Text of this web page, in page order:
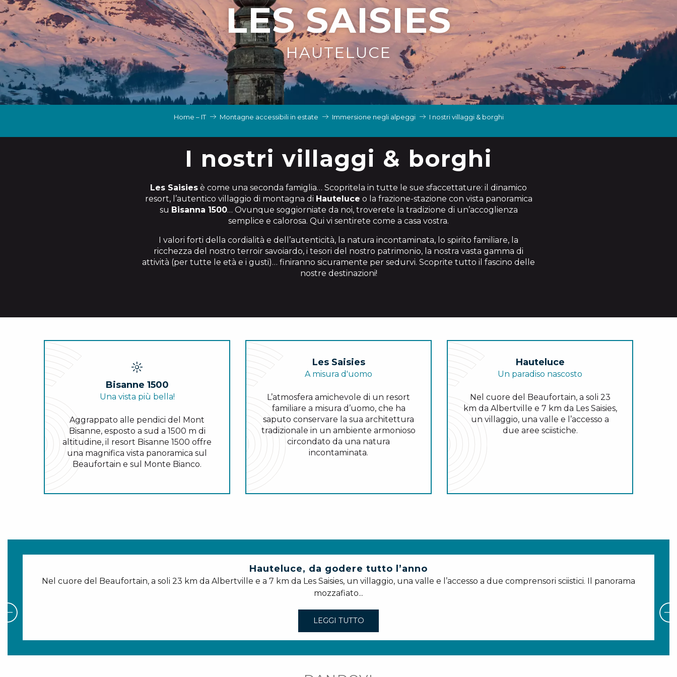
GRUPPI, COMITATI AZIENDALI
INVERNALI – IT LES SAISIES
HAUTELUCE
Home – IT Montagne accessibili in estate Immersione negli alpeggi I nostri villaggi & borghi
I nostri villaggi & borghi
Les Saisies è come una seconda famiglia… Scopritela in tutte le sue sfaccettature: il dinamico
resort, l’autentico villaggio di montagna di Hauteluce o la frazione-stazione con vista panoramica
su Bisanna 1500… Ovunque soggiorniate da noi, troverete la tradizione di un’accoglienza
semplice e calorosa. Qui vi sentirete come a casa vostra.
I valori forti della cordialità e dell’autenticità, la natura incontaminata, lo spirito familiare, la
ricchezza del nostro terroir savoiardo, i tesori del nostro patrimonio, la nostra vasta gamma di
attività (per tutte le età e i gusti)… finiranno sicuramente per sedurvi. Scoprite tutto il fascino delle
nostre destinazioni!
Bisanne 1500
Una vista più bella!
Aggrappato alle pendici del Mont
Bisanne, esposto a sud a 1500 m di
altitudine, il resort Bisanne 1500 offre
una magnifica vista panoramica sul
Beaufortain e sul Monte Bianco.
Les Saisies
A misura d'uomo
L’atmosfera amichevole di un resort
familiare a misura d’uomo, che ha
saputo conservare la sua architettura
tradizionale in un ambiente armonioso
circondato da una natura
incontaminata.
Hauteluce
Un paradiso nascosto
Nel cuore del Beaufortain, a soli 23
km da Albertville e 7 km da Les Saisies,
un villaggio, una valle e l’accesso a
due aree sciistiche.
Hauteluce, da godere tutto l’anno
Nel cuore del Beaufortain, a soli 23 km da Albertville e a 7 km da Les Saisies, un villaggio, una valle e l’accesso a due comprensori sciistici. Il panorama
mozzafiato...
LEGGI TUTTO